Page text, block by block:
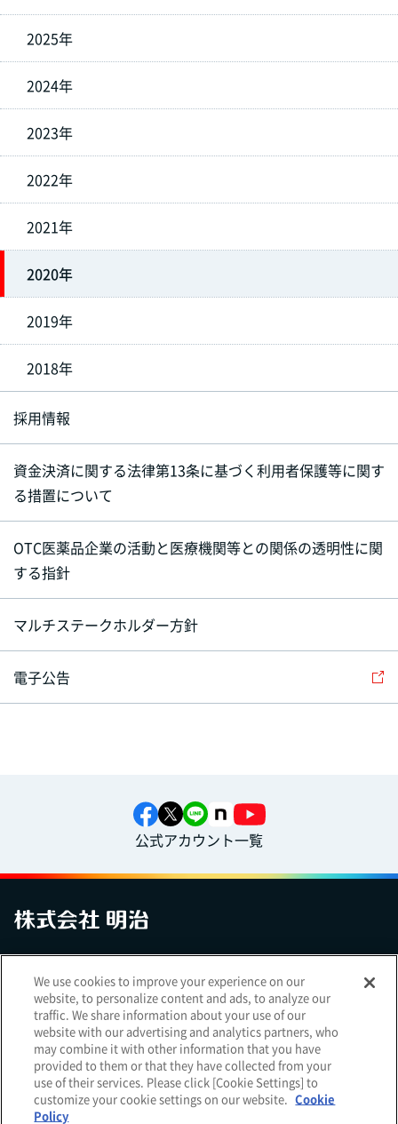
2025年
2024年
2023年
2022年
2021年
2020年
2019年
2018年
採用情報
資金決済に関する法律第13条に基づく利用者保護等に関す
る措置について
OTC医薬品企業の活動と医療機関等との関係の透明性に関
する指針
マルチステークホルダー方針
電子公告
公式アカウント一覧
アクセシビリティへの対応方針ご利用規約明治グループのDX
Cookie Settings
明治ホールディングス株式会社 （ EN ｜簡体 ）
Meiji Seika ファルマ株式会社
We use cookies to improve your experience on our
website, to personalize content and ads, to analyze our
traffic. We share information about your use of our
website with our advertising and analytics partners, who
may combine it with other information that you have
provided to them or that they have collected from your
use of their services. Please click [Cookie Settings] to
customize your cookie settings on our website. Cookie
Policy